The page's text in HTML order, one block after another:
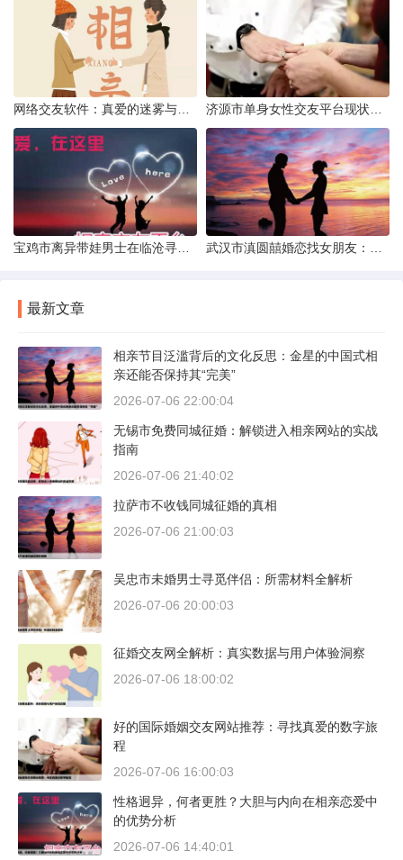
最新文章
相亲节目泛滥背后的文化反思：金星的中国式相
亲还能否保持其“完美”
2026-07-06 22:00:04
无锡市免费同城征婚：解锁进入相亲网站的实战
指南
2026-07-06 21:40:02
拉萨市不收钱同城征婚的真相
2026-07-06 21:00:03
吴忠市未婚男士寻觅伴侣：所需材料全解析
2026-07-06 20:00:03
征婚交友网全解析：真实数据与用户体验洞察
2026-07-06 18:00:02
好的国际婚姻交友网站推荐：寻找真爱的数字旅
程
2026-07-06 16:00:03
性格迥异，何者更胜？大胆与内向在相亲恋爱中
的优势分析
2026-07-06 14:40:01